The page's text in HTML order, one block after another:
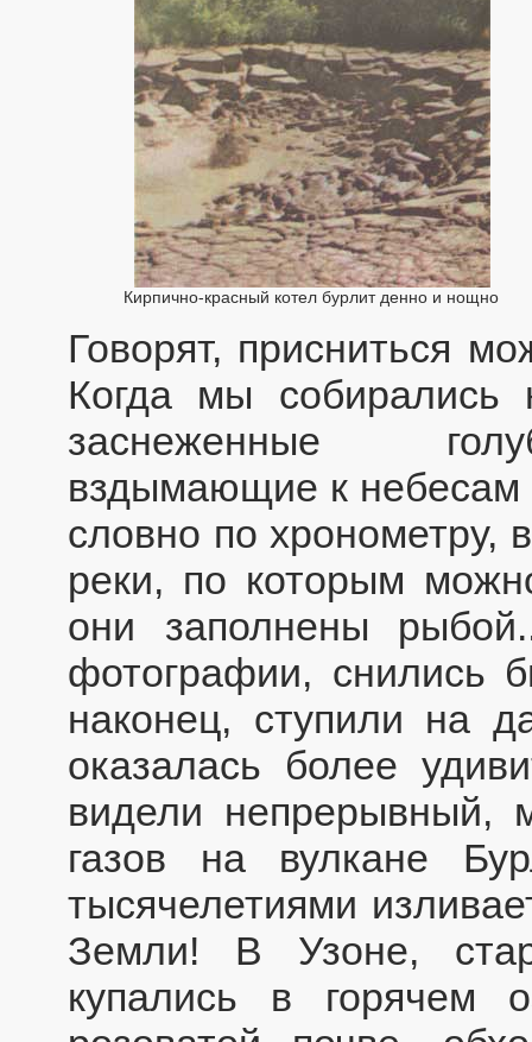
Кирпично-красный котел бурлит денно и нощно
Говорят, присниться
Когда мы собирались
заснеженные
вздымающие к небесам
словно по хронометру,
реки, по которым
они заполнены
фотографии, снились
наконец, ступили на
оказалась более
видели
газов на вулкане
тысячелетиями
Земли! В Узоне,
купались в горячем